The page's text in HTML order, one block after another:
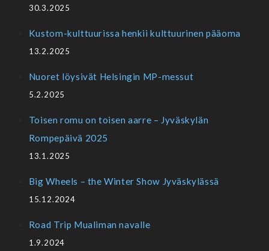
30.3.2025
Kustom-kulttuurissa henkii kulttuurinen pääoma
13.2.2025
Nuoret löysivät Helsingin MP-messut
5.2.2025
Toisen romu on toisen aarre – Jyväskylän
Rompepäivä 2025
13.1.2025
Big Wheels – the Winter Show Jyväskylässä
15.12.2024
Road Trip Mualiman navalle
1.9.2024